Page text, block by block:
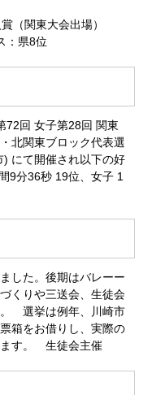
（関東大会出場）
：県8位
72回 女子第28回 関東
北関東ブロック代表選
にて開催され以下の好
9分36秒 19位、女子 1
した。後期はバレーー
くりや三送会、生徒会
。 選挙は例年、川崎市
箱をお借りし、実際の
ます。 生徒会主催